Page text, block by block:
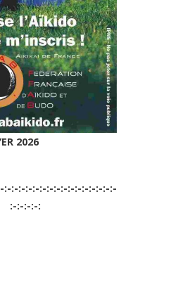
2026
:-:-:-:-:-:-:-:-:-:-:-:-:-:-:-:-
:-:-:-:-: